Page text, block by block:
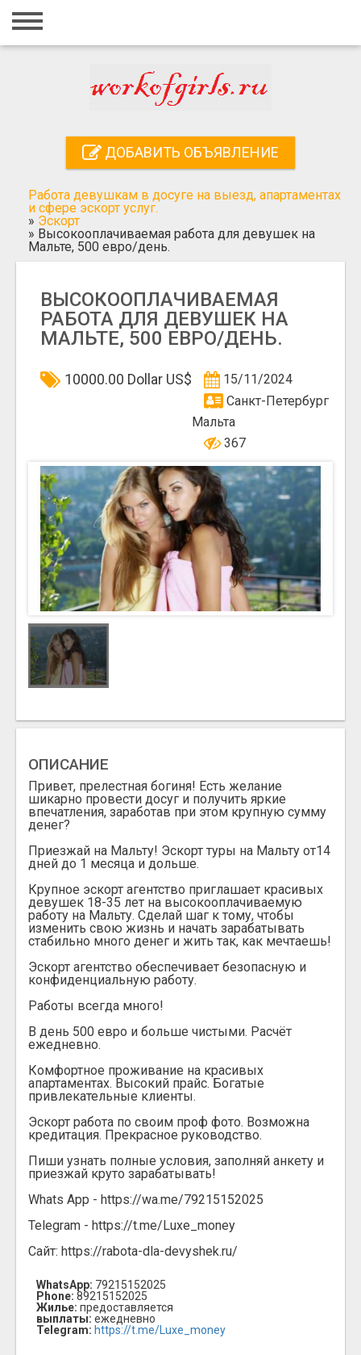
Главная
Регистрация
Добавить объявление
Поиск
ДОБАВИТЬ ОБЪЯВЛЕНИЕ
Работа девушкам в досуге на выезд, апартаментах
и сфере эскорт услуг.
» Эскорт
» Высокооплачиваемая работа для девушек на
Мальте, 500 евро/день.
ВЫСОКООПЛАЧИВАЕМАЯ
РАБОТА ДЛЯ ДЕВУШЕК НА
МАЛЬТЕ, 500 ЕВРО/ДЕНЬ.
10000.00 Dollar US$
15/11/2024
Санкт-Петербург
Мальта
367
ОПИСАНИЕ
Привет, прелестная богиня! Есть желание
шикарно провести досуг и получить яркие
впечатления, заработав при этом крупную сумму
денег?
Приезжай на Мальту! Эскорт туры на Мальту от14
дней до 1 месяца и дольше.
Крупное эскорт агентство приглашает красивых
девушек 18-35 лет на высокооплачиваемую
работу на Мальту. Сделай шаг к тому, чтобы
изменить свою жизнь и начать зарабатывать
стабильно много денег и жить так, как мечтаешь!
Эскорт агентство обеспечивает безопасную и
конфиденциальную работу.
Работы всегда много!
В день 500 евро и больше чистыми. Расчёт
ежедневно.
Комфортное проживание на красивых
апартаментах. Высокий прайс. Богатые
привлекательные клиенты.
Эскорт работа по своим проф фото. Возможна
кредитация. Прекрасное руководство.
Пиши узнать полные условия, заполняй анкету и
приезжай круто зарабатывать!
Whats App - https://wa.me/79215152025
Telegram - https://t.me/Luxe_money
Сайт: https://rabota-dla-devyshek.ru/
WhatsApp: 79215152025
Phone: 89215152025
Жилье: предоставляется
выплаты: ежедневно
Telegram: https://t.me/Luxe_money